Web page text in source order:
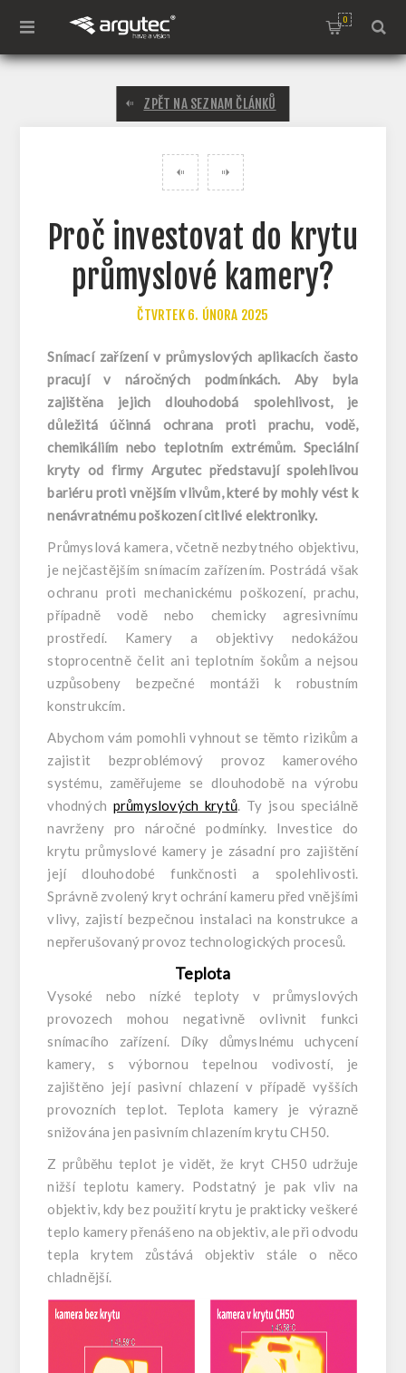
0
ZPĚT NA SEZNAM ČLÁNKŮ
Proč investovat do krytu
průmyslové kamery?
ČTVRTEK 6. ÚNORA 2025
Snímací zařízení v průmyslových aplikacích často
pracují v náročných podmínkách. Aby byla
zajištěna jejich dlouhodobá spolehlivost, je
důležitá účinná ochrana proti prachu, vodě,
chemikáliím nebo teplotním extrémům. Speciální
kryty od firmy Argutec představují spolehlivou
bariéru proti vnějším vlivům, které by mohly vést k
nenávratnému poškození citlivé elektroniky.
Průmyslová kamera, včetně nezbytného objektivu,
je nejčastějším snímacím zařízením. Postrádá však
ochranu proti mechanickému poškození, prachu,
případně vodě nebo chemicky agresivnímu
prostředí. Kamery a objektivy nedokážou
stoprocentně čelit ani teplotním šokům a nejsou
uzpůsobeny bezpečné montáži k robustním
konstrukcím.
Abychom vám pomohli vyhnout se těmto rizikům a
zajistit bezproblémový provoz kamerového
systému, zaměřujeme se dlouhodobě na výrobu
vhodných průmyslových krytů. Ty jsou speciálně
navrženy pro náročné podmínky. Investice do
krytu průmyslové kamery je zásadní pro zajištění
její dlouhodobé funkčnosti a spolehlivosti.
Správně zvolený kryt ochrání kameru před vnějšími
vlivy, zajistí bezpečnou instalaci na konstrukce a
nepřerušovaný provoz technologických procesů.
Teplota
Vysoké nebo nízké teploty v průmyslových
provozech mohou negativně ovlivnit funkci
snímacího zařízení. Díky důmyslnému uchycení
kamery, s výbornou tepelnou vodivostí, je
zajištěno její pasivní chlazení v případě vyšších
provozních teplot. Teplota kamery je výrazně
snižována jen pasivním chlazením krytu CH50.
Z průběhu teplot je vidět, že kryt CH50 udržuje
nižší teplotu kamery. Podstatný je pak vliv na
objektiv, kdy bez použití krytu je prakticky veškeré
teplo kamery přenášeno na objektiv, ale při odvodu
tepla krytem zůstává objektiv stále o něco
chladnější.